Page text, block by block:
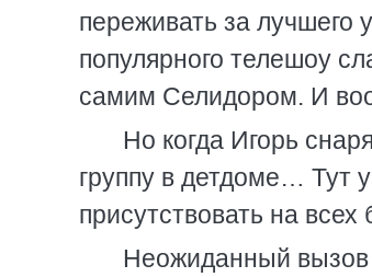
переживать за лучшего
популярного телешоу
самим Селидором. И
Но когда Игорь
группу в детдоме… Тут
присутствовать на
Неожиданный вызов